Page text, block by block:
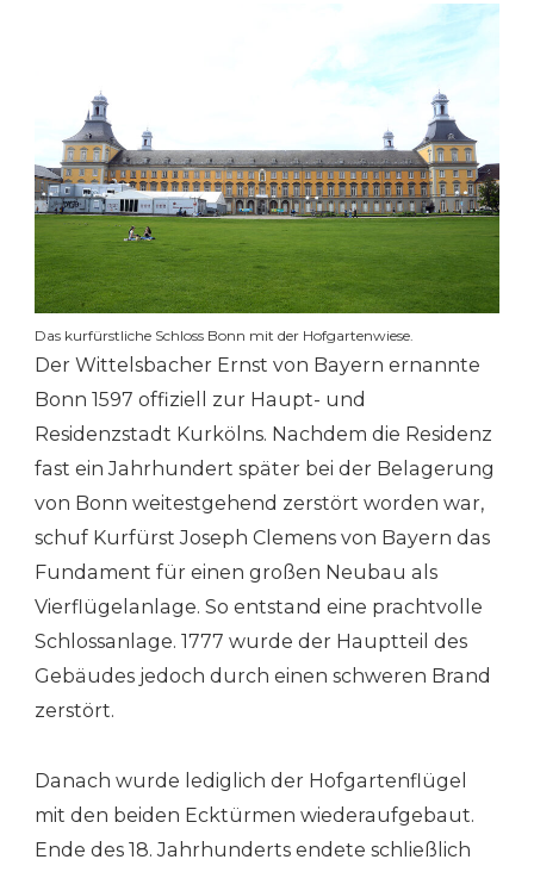
Das kurfürstliche Schloss Bonn mit der Hofgartenwiese.
Der Wittelsbacher Ernst von Bayern ernannte
Bonn 1597 offiziell zur Haupt- und
Residenzstadt Kurkölns. Nachdem die Residenz
fast ein Jahrhundert später bei der Belagerung
von Bonn weitestgehend zerstört worden war,
schuf Kurfürst Joseph Clemens von Bayern das
Fundament für einen großen Neubau als
Vierflügelanlage. So entstand eine prachtvolle
Schlossanlage. 1777 wurde der Hauptteil des
Gebäudes jedoch durch einen schweren Brand
zerstört.
Danach wurde lediglich der Hofgartenflügel
mit den beiden Ecktürmen wiederaufgebaut.
Ende des 18. Jahrhunderts endete schließlich